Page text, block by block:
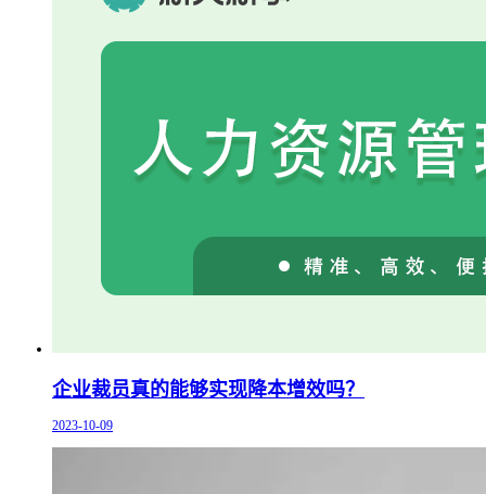
企业裁员真的能够实现降本增效吗？
2023-10-09